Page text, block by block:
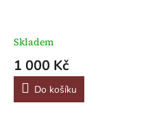
Skladem
1 000 Kč
Do košíku